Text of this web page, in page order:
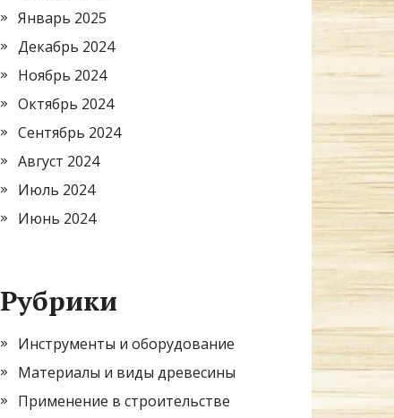
Январь 2025
Декабрь 2024
Ноябрь 2024
Октябрь 2024
Сентябрь 2024
Август 2024
Июль 2024
Июнь 2024
Рубрики
Инструменты и оборудование
Материалы и виды древесины
Применение в строительстве